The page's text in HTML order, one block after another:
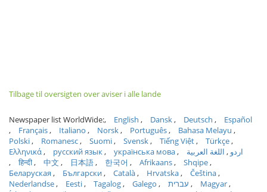
Tilbage til oversigten over aviser i alle lande
Newspaper list WorldWide: English Dansk Deutsch
Español
Français
Italiano Norsk Português
Bahasa Melayu
Polski
Romanesc Suomi Svensk Tiếng Việt
Türkçe
Ελληνικά
русский язык українська мова اردو
اللغة العربية
हिन्दी
中文 日本語 한국어 Afrikaans
Shqipe
Беларуская
Български Català Hrvatska
Čeština
Nederlandse
Eesti Tagalog Galego עברית
Magyar